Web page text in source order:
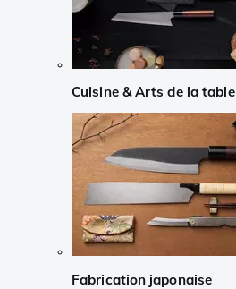
Cuisine & Arts de la table
Fabrication japonaise